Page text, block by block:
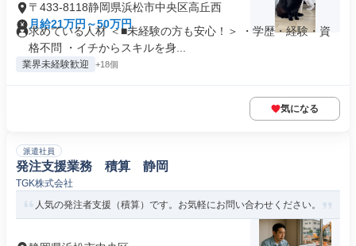
〒433-8118静岡県浜松市中央区高丘西
月給21万円～50万円
求めている人材 ＜■未経験の方も安心！＞ ・学歴・経験・資
格不問 ・イチからスキルを身...
業界未経験歓迎 +18個
気になる
派遣社員
発注支援業務 積算 静岡
TGK株式会社
人気の発注者支援（積算）です。お気軽にお問い合わせください。